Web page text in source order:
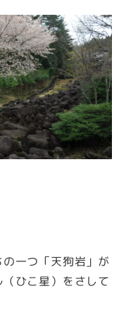
一つ「天狗岩」が
ひこ星）をさして